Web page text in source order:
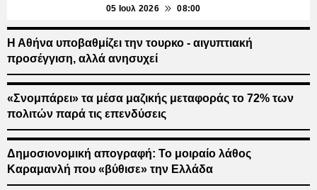
05 Ιουλ 2026 08:00
Η Αθήνα υποβαθμίζει την τουρκο - αιγυπτιακή
προσέγγιση, αλλά ανησυχεί
«Σνομπάρει» τα μέσα μαζικής μεταφοράς το 72% των
πολιτών παρά τις επενδύσεις
Δημοσιονομική απογραφή: Το μοιραίο λάθος
Καραμανλή που «βύθισε» την Ελλάδα